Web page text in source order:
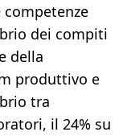
competenze
dei compiti
della
produttivo e
tra
il 24% su